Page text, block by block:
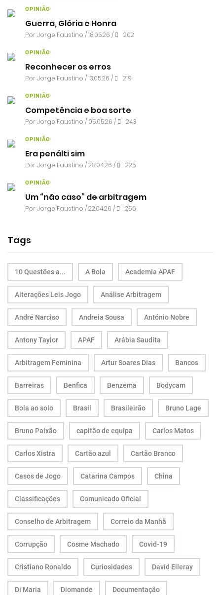
OPINIÃO
Guerra, Glória e Honra
PorJorge Faustino / 18.05.26 / 202
OPINIÃO
Reconhecer os erros
PorJorge Faustino / 13.05.26 / 219
OPINIÃO
Competência e boa sorte
PorJorge Faustino / 05.05.26 / 243
OPINIÃO
Era penálti sim
PorJorge Faustino / 28.04.26 / 225
OPINIÃO
Um “não caso” de arbitragem
PorJorge Faustino / 22.04.26 / 256
Tags
10 Questões a... A Bola Academia APAF
Alterações Leis Jogo Análise Arbitragem
André Narciso Andreia Sousa António Nobre
Antony Taylor APAF Arábia Saudita
Arbitragem Feminina Artur Soares Dias Bancos
Barreiras Benfica Benzema Bodycam
Bola ao solo Brasil Brasileirão Bruno Lage
Bruno Paixão capitão de equipa Carlos Matos
Carlos Xistra Cartão azul Cartão Branco
Casos de Jogo Catarina Campos China
Classificações Comunicado Oficial
Conselho de Arbitragem Correio da Manhã
Corrupção Cosme Machado Covid-19
Cristiano Ronaldo Curiosidades David Elleray
Di Maria Diomande Documentação